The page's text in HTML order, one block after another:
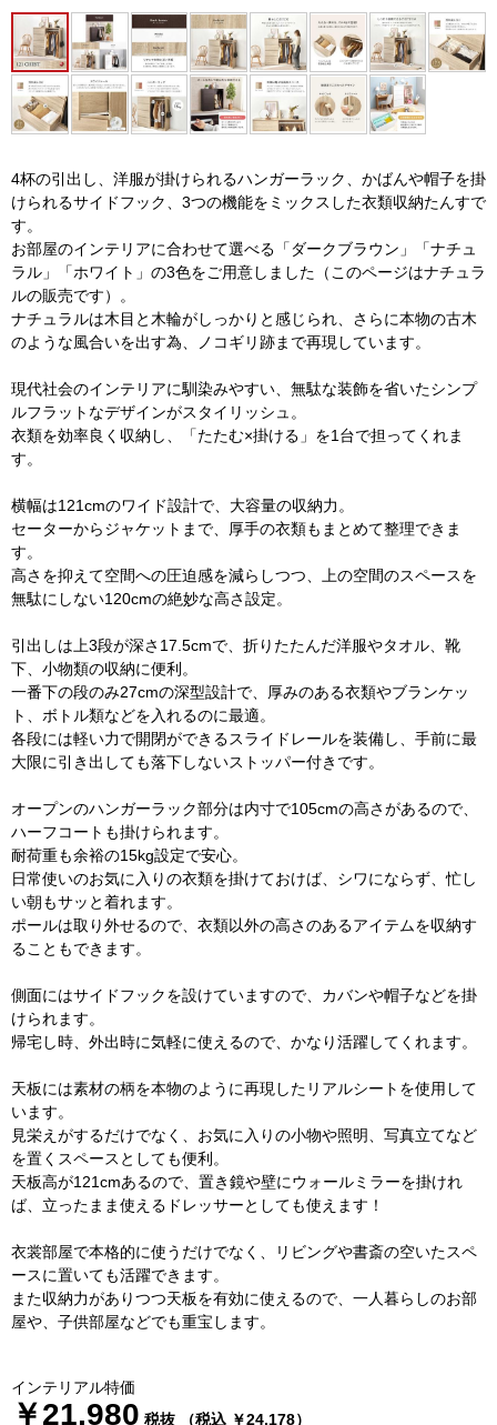
4杯の引出し、洋服が掛けられるハンガーラック、かばんや帽子を掛
けられるサイドフック、3つの機能をミックスした衣類収納たんすで
す。
お部屋のインテリアに合わせて選べる「ダークブラウン」「ナチュ
ラル」「ホワイト」の3色をご用意しました（このページはナチュラ
ルの販売です）。
ナチュラルは木目と木輪がしっかりと感じられ、さらに本物の古木
のような風合いを出す為、ノコギリ跡まで再現しています。
現代社会のインテリアに馴染みやすい、無駄な装飾を省いたシンプ
ルフラットなデザインがスタイリッシュ。
衣類を効率良く収納し、「たたむ×掛ける」を1台で担ってくれま
す。
横幅は121cmのワイド設計で、大容量の収納力。
セーターからジャケットまで、厚手の衣類もまとめて整理できま
す。
高さを抑えて空間への圧迫感を減らしつつ、上の空間のスペースを
無駄にしない120cmの絶妙な高さ設定。
引出しは上3段が深さ17.5cmで、折りたたんだ洋服やタオル、靴
下、小物類の収納に便利。
一番下の段のみ27cmの深型設計で、厚みのある衣類やブランケッ
ト、ボトル類などを入れるのに最適。
各段には軽い力で開閉ができるスライドレールを装備し、手前に最
大限に引き出しても落下しないストッパー付きです。
オープンのハンガーラック部分は内寸で105cmの高さがあるので、
ハーフコートも掛けられます。
耐荷重も余裕の15kg設定で安心。
日常使いのお気に入りの衣類を掛けておけば、シワにならず、忙し
い朝もサッと着れます。
ポールは取り外せるので、衣類以外の高さのあるアイテムを収納す
ることもできます。
側面にはサイドフックを設けていますので、カバンや帽子などを掛
けられます。
帰宅し時、外出時に気軽に使えるので、かなり活躍してくれます。
天板には素材の柄を本物のように再現したリアルシートを使用して
います。
見栄えがするだけでなく、お気に入りの小物や照明、写真立てなど
を置くスペースとしても便利。
天板高が121cmあるので、置き鏡や壁にウォールミラーを掛けれ
ば、立ったまま使えるドレッサーとしても使えます！
衣裳部屋で本格的に使うだけでなく、リビングや書斎の空いたスペ
ースに置いても活躍できます。
また収納力がありつつ天板を有効に使えるので、一人暮らしのお部
屋や、子供部屋などでも重宝します。
インテリアル特価
￥21,980 税抜 （税込 ￥24,178）